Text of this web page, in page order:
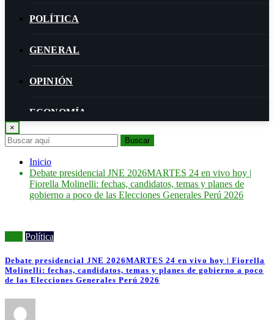
POLÍTICA
GENERAL
OPINIÓN
ECONOMÍA
BIENESTAR
×
Buscar
Inicio
Debate presidencial JNE 2026MARTES 24 en vivo hoy |
Fiorella Molinelli: fechas, candidatos, temas y planes de
gobierno a poco de las Elecciones Generales Perú 2026
Política
Debate presidencial JNE 2026MARTES 24 en vivo hoy | Fiorella
Molinelli: fechas, candidatos, temas y planes de gobierno a poco
de las Elecciones Generales Perú 2026